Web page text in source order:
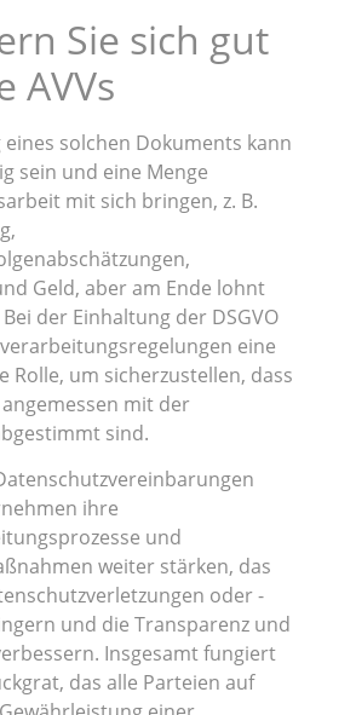
Sie sich gut
AVVs
eines solchen Dokuments kann
sein und eine Menge
mit sich bringen, z. B.
Geld, aber am Ende lohnt
der Einhaltung der DSGVO
eine
Rolle, um sicherzustellen, dass
mit der
sind.
ihre
und
weiter stärken, das
oder -
und die Transparenz und
Insgesamt fungiert
das alle Parteien auf